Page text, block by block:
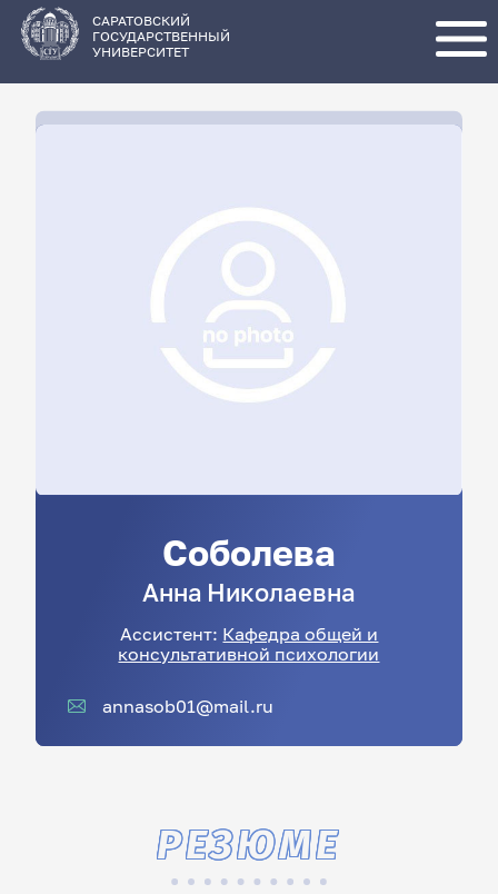
основному
содержанию
САРАТОВСКИЙ
ГОСУДАРСТВЕННЫЙ
УНИВЕРСИТЕТ
Соболева
Анна Николаевна
Ассистент: Кафедра общей и
консультативной психологии
annasob01@mail.ru
РЕЗЮМЕ